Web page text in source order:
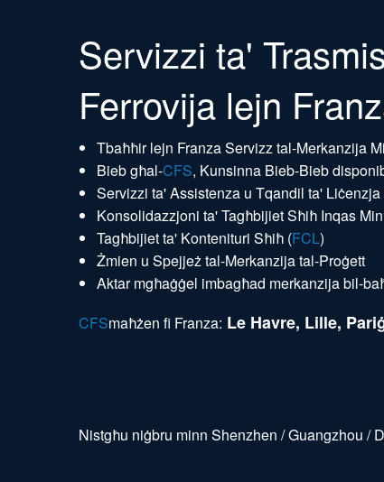
Servizzi ta'
Ferrovija lejn
Tbaħħir lejn Franza Servizz tal-Merkanzija
Bieb għal-CFS, Kunsinna Bieb-Bieb
Servizzi ta' Assistenza u Tqandil ta'
Konsolidazzjoni ta' Tagħbijiet Sħiħ Inqas
Tagħbijiet ta' Kontenituri Sħiħ (FCL)
Żmien u Spejjeż tal-Merkanzija tal-Proġett
Aktar mgħaġġel imbagħad merkanzija bil-
CFSmaħżen fi Franza: Le Havre, Lille,
Nistgħu niġbru minn Shenzhen / Guangzhou /